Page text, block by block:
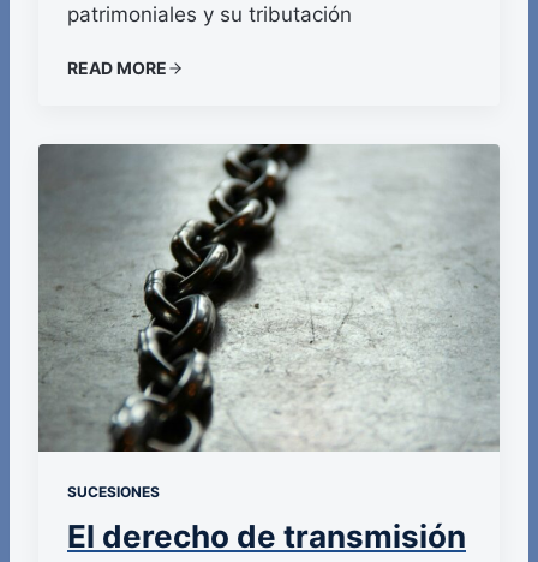
patrimoniales y su tributación
READ MORE
SUCESIONES
El derecho de transmisión